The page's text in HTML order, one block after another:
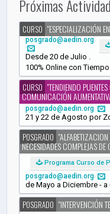
Próximas
CURSO "ESPECIALIZACIÓN
posgrado@aedin.org
Desde 20 de Julio .
100% Online con
CURSO "TENDIENDO
COMUNICACIÓN
posgrado@aedin.org
21 y 22 de Agosto por
POSGRADO
NECESIDADES COMPLEJAS
Programa Curso de
posgrado@aedin.org
de Mayo a Diciembre -
POSGRADO "INTERVENCIÓN